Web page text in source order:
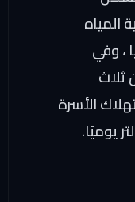
، وفي
ثلاث
الأسرة